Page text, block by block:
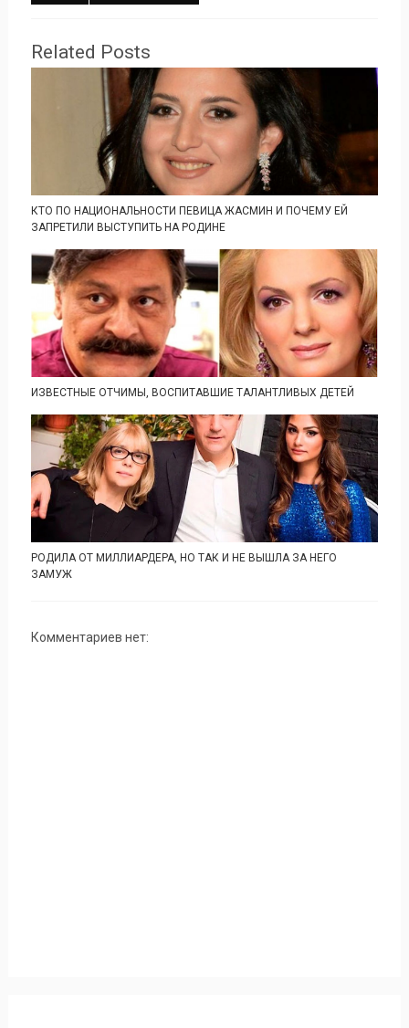
Related Posts
КТО ПО НАЦИОНАЛЬНОСТИ ПЕВИЦА ЖАСМИН И ПОЧЕМУ ЕЙ
ЗАПРЕТИЛИ ВЫСТУПИТЬ НА РОДИНЕ
ИЗВЕСТНЫЕ ОТЧИМЫ, ВОСПИТАВШИЕ ТАЛАНТЛИВЫХ ДЕТЕЙ
РОДИЛА ОТ МИЛЛИАРДЕРА, НО ТАК И НЕ ВЫШЛА ЗА НЕГО
ЗАМУЖ
Комментариев нет: